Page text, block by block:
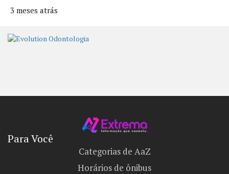
3 meses atrás
Para Você
Categorias de AaZ
Horários de ônibus